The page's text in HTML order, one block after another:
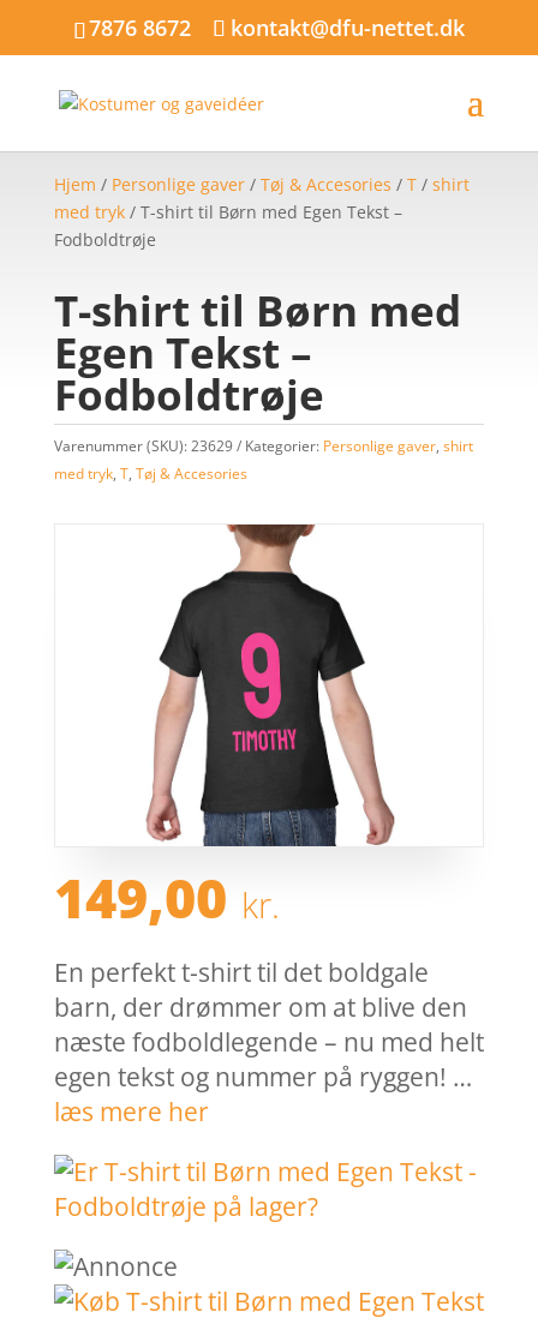
7876 8672 kontakt@dfu-nettet.dk
Hjem / Personlige gaver/ Tøj & Accesories / T/ shirt
med tryk/ T-shirt til Børn med Egen Tekst –
Fodboldtrøje
T-shirt til Børn med
Egen Tekst –
Fodboldtrøje
Varenummer (SKU):23629 Kategorier: Personlige gaver, shirt
med tryk, T, Tøj & Accesories
149,00 kr.
En perfekt t-shirt til det boldgale
barn, der drømmer om at blive den
næste fodboldlegende – nu med helt
egen tekst og nummer på ryggen! …
læs mere her